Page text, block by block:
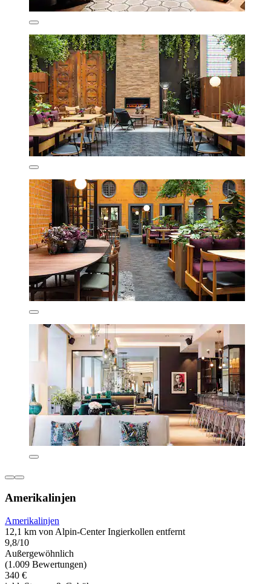
Amerikalinjen
Amerikalinjen
12,1 km von Alpin-Center Ingierkollen entfernt
9,8/10
Außergewöhnlich
(1.009 Bewertungen)
340 €